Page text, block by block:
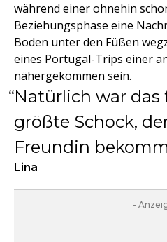
während einer ohnehin
Beziehungsphase eine
Boden unter den Füßen
eines Portugal-Trips einer
nähergekommen sein.
Natürlich war
größte Schock,
Freundin
Lina
-